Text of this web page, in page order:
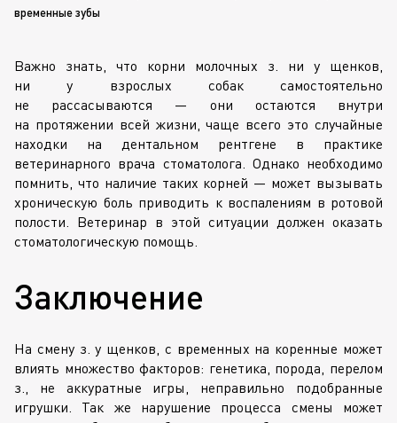
временные зубы
Важно знать, что корни молочных з. ни у щенков,
ни у взрослых собак самостоятельно
не рассасываются — они остаются внутри
на протяжении всей жизни, чаще всего это случайные
находки на дентальном рентгене в практике
ветеринарного врача стоматолога. Однако необходимо
помнить, что наличие таких корней — может вызывать
хроническую боль приводить к воспалениям в ротовой
полости. Ветеринар в этой ситуации должен оказать
стоматологическую помощь.
Заключение
На смену з. у щенков, с временных на коренные может
влиять множество факторов: генетика, порода, перелом
з., не аккуратные игры, неправильно подобранные
игрушки. Так же нарушение процесса смены может